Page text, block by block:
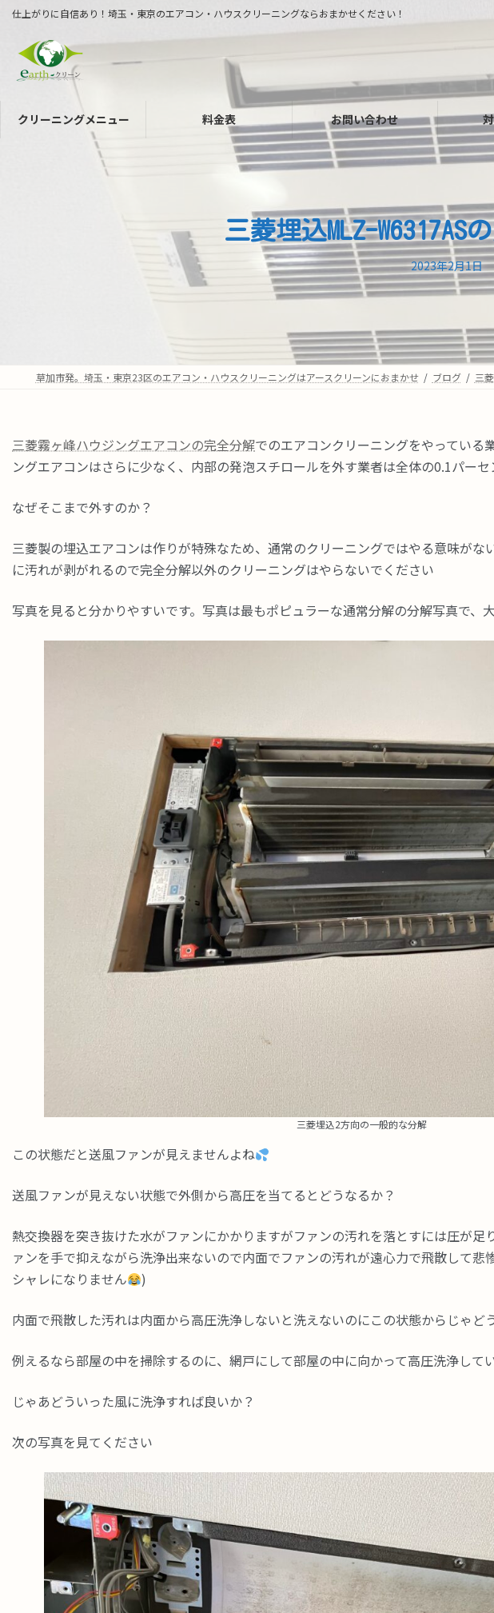
仕上がりに自信あり！埼玉・東京のエアコン・ハウスクリーニングならおまかせください！
クリーニングメニュー 料金表 お問い合わせ
三菱埋込MLZ-
2023年2月1日
草加市発。埼玉・東京23区のエアコン・ハウスクリーニングはアースクリーンにおまかせ ブログ 三菱
三菱霧ヶ峰ハウジングエアコンの完全分解でのエアコンクリーニングをやっている
ングエアコンはさらに少なく、内部の発泡スチロールを外す業者は全体の0.1パー
なぜそこまで外すのか？
三菱製の埋込エアコンは作りが特殊なため、通常のクリーニングではやる意味がな
に汚れが剥がれるので完全分解以外のクリーニングはやらないでください
写真を見ると分かりやすいです。写真は最もポピュラーな通常分解の分解写真で、
三菱埋込2方向の一般的な分解
この状態だと送風ファンが見えませんよね
送風ファンが見えない状態で外側から高圧を当てるとどうなるか？
熱交換器を突き抜けた水がファンにかかりますがファンの汚れを落とすには圧が足
ァンを手で抑えながら洗浄出来ないので内面でファンの汚れが遠心力で飛散して悲
シャレになりません
)
内面で飛散した汚れは内面から高圧洗浄しないと洗えないのにこの状態からじゃど
例えるなら部屋の中を掃除するのに、網戸にして部屋の中に向かって高圧洗浄して
じゃあどういった風に洗浄すれば良いか？
次の写真を見てください